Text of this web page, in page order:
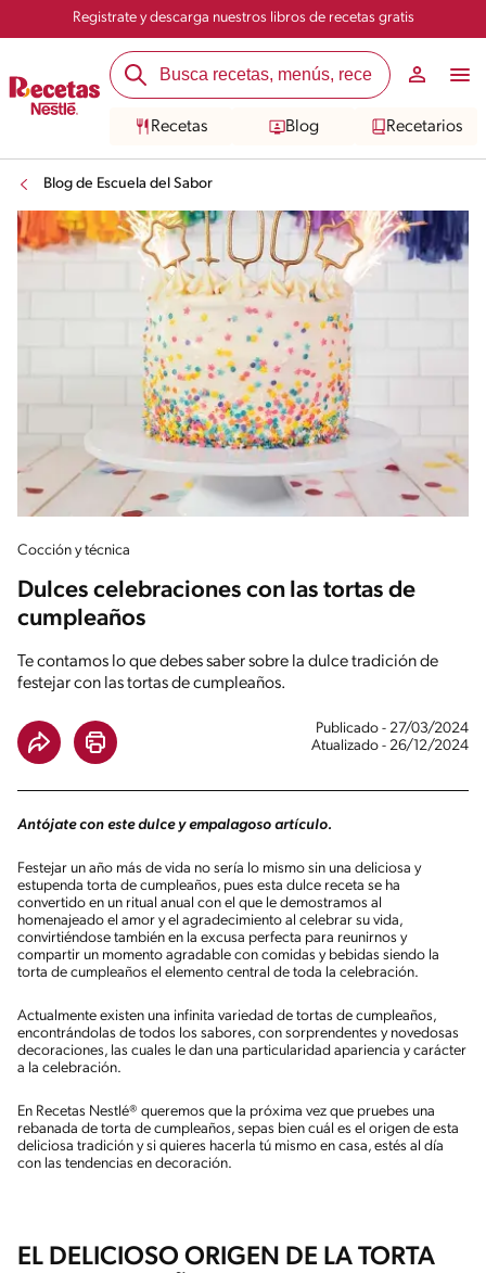
Registrate y descarga nuestros libros de recetas gratis
Recetas Blog Recetarios
Blog de Escuela del Sabor
Cocción y técnica
Dulces celebraciones con las tortas de
cumpleaños
Te contamos lo que debes saber sobre la dulce tradición de
festejar con las tortas de cumpleaños.
Publicado - 27/03/2024
Atualizado - 26/12/2024
Antójate con este dulce y empalagoso artículo.
Festejar un año más de vida no sería lo mismo sin una deliciosa y
estupenda torta de cumpleaños, pues esta dulce receta se ha
convertido en un ritual anual con el que le demostramos al
homenajeado el amor y el agradecimiento al celebrar su vida,
convirtiéndose también en la excusa perfecta para reunirnos y
compartir un momento agradable con comidas y bebidas siendo la
torta de cumpleaños el elemento central de toda la celebración.
Actualmente existen una infinita variedad de tortas de cumpleaños,
encontrándolas de todos los sabores, con sorprendentes y novedosas
decoraciones, las cuales le dan una particularidad apariencia y carácter
a la celebración.
En Recetas Nestlé® queremos que la próxima vez que pruebes una
rebanada de torta de cumpleaños, sepas bien cuál es el origen de esta
deliciosa tradición y si quieres hacerla tú mismo en casa, estés al día
con las tendencias en decoración.
EL DELICIOSO ORIGEN DE LA TORTA